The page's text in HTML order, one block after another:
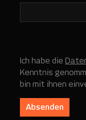
Ich habe die
Kenntnis
bin mit ihnen
Absenden